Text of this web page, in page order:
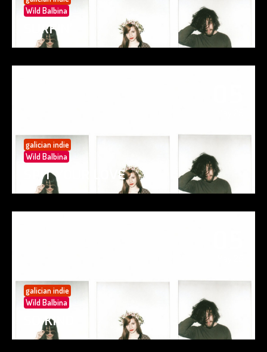
Wild Balbina
SURFIN’
galician indie
Wild Balbina
SPIT YOUR LOVE
galician indie
Wild Balbina
SO KIND